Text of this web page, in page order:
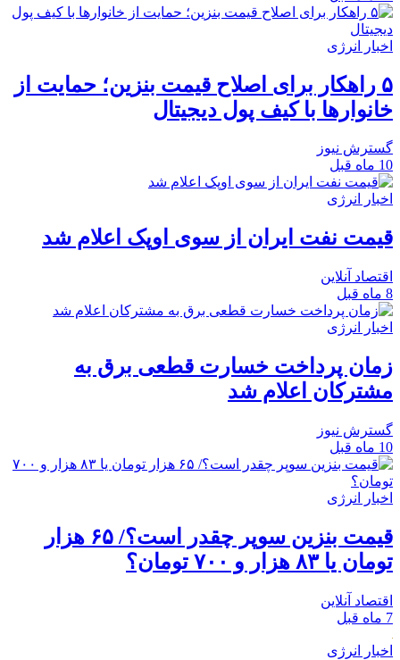
اخبار انرژی
۵ راهکار برای اصلاح قیمت بنزین؛ حمایت از
خانوارها با کیف پول دیجیتال
گسترش نیوز
10 ماه قبل
اخبار انرژی
قیمت نفت ایران از سوی اوپک اعلام شد
اقتصاد آنلاین
8 ماه قبل
اخبار انرژی
زمان پرداخت خسارت قطعی برق به
مشترکان اعلام شد
گسترش نیوز
10 ماه قبل
اخبار انرژی
قیمت بنزین سوپر چقدر است؟/ ۶۵ هزار
تومان یا ۸۳ هزار و ۷۰۰ تومان؟
اقتصاد آنلاین
7 ماه قبل
اخبار انرژی